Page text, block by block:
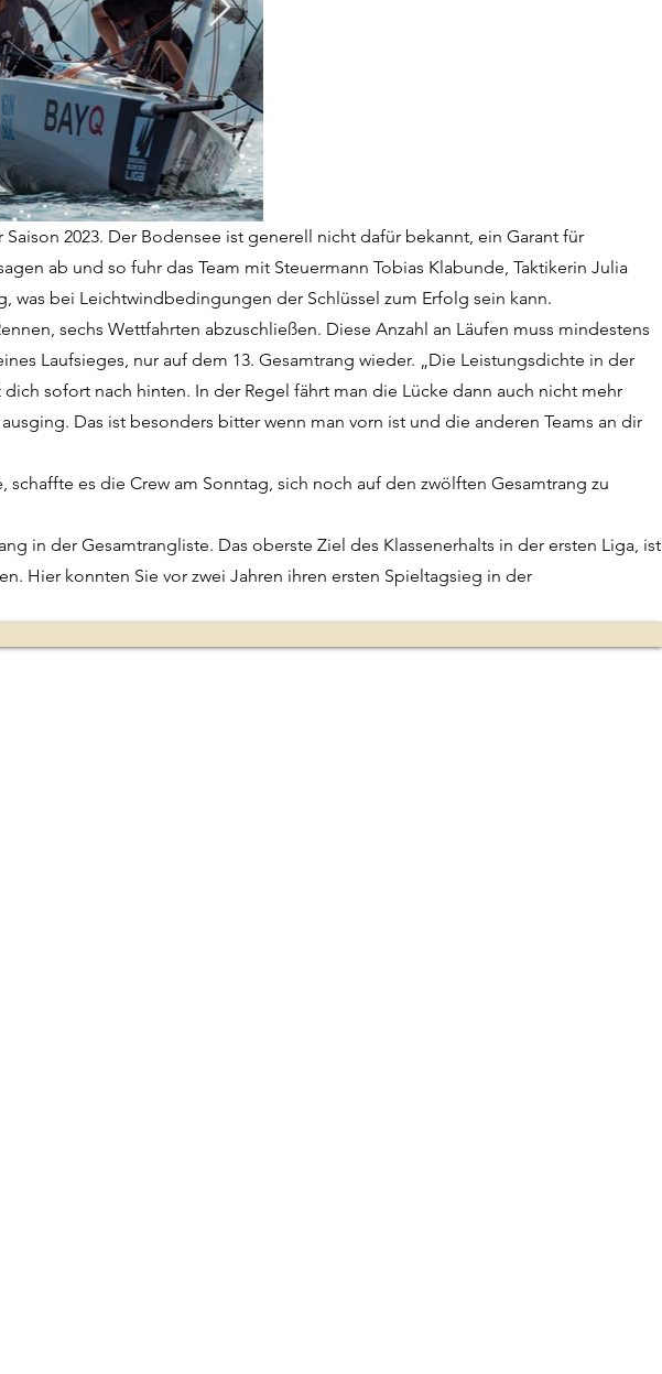
2023. Der Bodensee ist generell nicht dafür bekannt, ein Garant für
ab und so fuhr das Team mit Steuermann Tobias Klabunde, Taktikerin Julia
was bei Leichtwindbedingungen der Schlüssel zum Erfolg sein kann.
sechs Wettfahrten abzuschließen. Diese Anzahl an Läufen muss mindestens
Laufsieges, nur auf dem 13. Gesamtrang wieder. „Die Leistungsdichte in der
sofort nach hinten. In der Regel fährt man die Lücke dann auch nicht mehr
Das ist besonders bitter wenn man vorn ist und die anderen Teams an dir
es die Crew am Sonntag, sich noch auf den zwölften Gesamtrang zu
in der Gesamtrangliste. Das oberste Ziel des Klassenerhalts in der ersten Liga, ist
Hier konnten Sie vor zwei Jahren ihren ersten Spieltagsieg in der